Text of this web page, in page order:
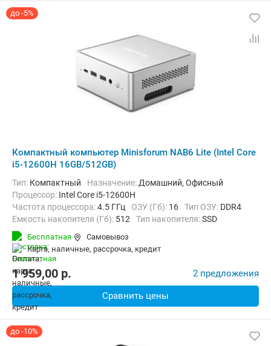
до -5%
Компактный компьютер Minisforum NAB6 Lite (Intel Core
i5-12600H 16GB/512GB)
Тип: Компактный Назначение: Домашний, Офисный
Процессор: Intel Core i5-12600H
Частота процессора:4.5 ГГц ОЗУ (Гб): 16 Тип ОЗУ: DDR4
Емкость накопителя (Гб): 512 Тип накопителя:SSD
Видеоадаптер:
Операционная система:
Бесплатная
Самовывоз
карта, наличные, рассрочка, кредит
1 959,00 p. 2 предложения
Сравнить цены
до -10%